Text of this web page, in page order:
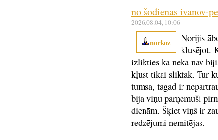
no šodienas ivanov-
2026.08.04, 10:06
norkoz
Norijis
klusējot.
izlikties ka nekā nav
kļūst tikai sliktāk. Tur
tumsa, tagad ir
bija viņu pārņēmuši
dienām. Šķiet viņš ir
redzējumi nemitējas.